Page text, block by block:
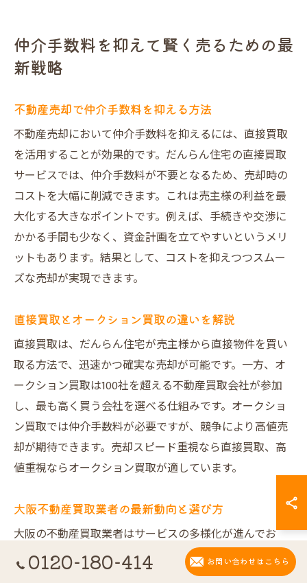
仲介手数料を抑えて賢く売るための最
新戦略
不動産売却で仲介手数料を抑える方法
不動産売却において仲介手数料を抑えるには、直接買取
を活用することが効果的です。だんらん住宅の直接買取
サービスでは、仲介手数料が不要となるため、売却時の
コストを大幅に削減できます。これは売主様の利益を最
大化する大きなポイントです。例えば、手続きや交渉に
かかる手間も少なく、資金計画を立てやすいというメリ
ットもあります。結果として、コストを抑えつつスムー
ズな売却が実現できます。
直接買取とオークション買取の違いを解説
直接買取は、だんらん住宅が売主様から直接物件を買い
取る方法で、迅速かつ確実な売却が可能です。一方、オ
ークション買取は100社を超える不動産買取会社が参加
し、最も高く買う会社を選べる仕組みです。オークショ
ン買取では仲介手数料が必要ですが、競争により高値売
却が期待できます。売却スピード重視なら直接買取、高
値重視ならオークション買取が適しています。
大阪不動産買取業者の最新動向と選び方
大阪の不動産買取業者はサービスの多様化が進んでお
り、信頼性や実績、サポート体制が選定の重要ポイント
です。だんらん住宅はGoogle口コミで高評価を受けてお
0120-180-414 お問い合わせはこちら